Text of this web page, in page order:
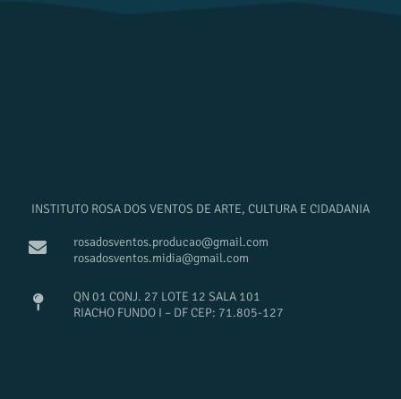
INSTITUTO ROSA DOS VENTOS DE ARTE, CULTURA E CIDADANIA
rosadosventos.producao@gmail.com
rosadosventos.midia@gmail.com
QN 01 CONJ. 27 LOTE 12 SALA 101
RIACHO FUNDO I – DF CEP: 71.805-127